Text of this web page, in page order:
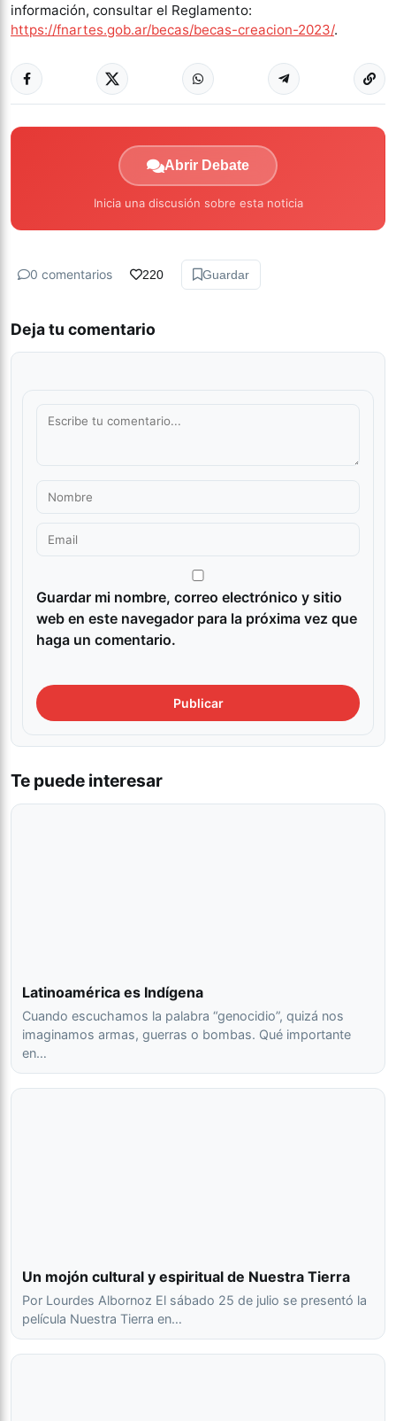
información, consultar el Reglamento:
https://fnartes.gob.ar/becas/becas-creacion-2023/.
Abrir Debate
Inicia una discusión sobre esta noticia
0 comentarios 220 Guardar
Deja tu comentario
Guardar mi nombre, correo electrónico y sitio
web en este navegador para la próxima vez que
haga un comentario.
Te puede interesar
Latinoamérica es Indígena
Cuando escuchamos la palabra “genocidio”, quizá nos
imaginamos armas, guerras o bombas. Qué importante
en…
Un mojón cultural y espiritual de Nuestra Tierra
Por Lourdes Albornoz El sábado 25 de julio se presentó la
película Nuestra Tierra en…